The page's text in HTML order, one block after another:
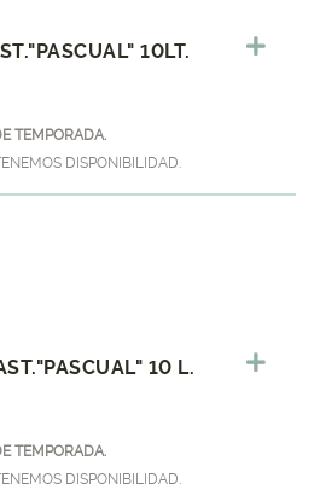
10LT.
TEMPORADA.
DISPONIBILIDAD.
10 L.
TEMPORADA.
DISPONIBILIDAD.